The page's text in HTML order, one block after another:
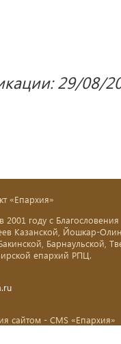
29/08/
«Епархия»
году с Благословения
Казанской, Йошкар-
Барнаульской,
епархий РПЦ.
сайтом - CMS «Епархия»